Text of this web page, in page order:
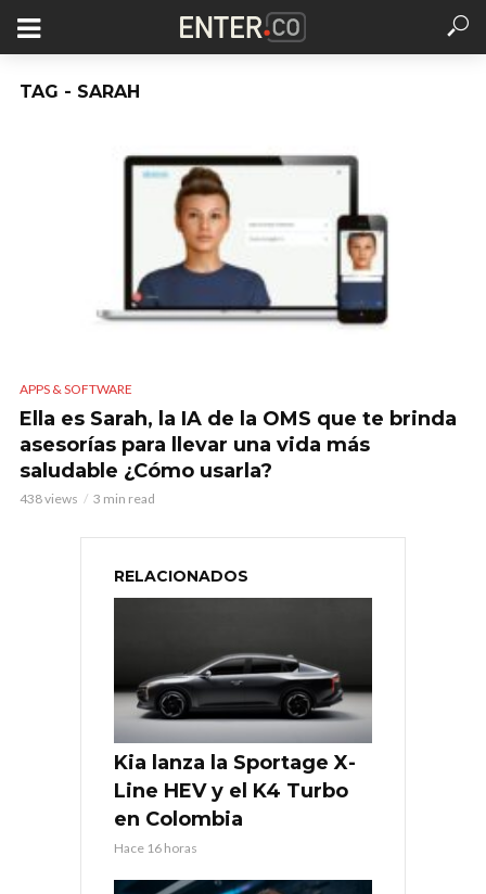
TAG - SARAH
APPS & SOFTWARE
Ella es Sarah, la IA de la OMS que te brinda
asesorías para llevar una vida más
saludable ¿Cómo usarla?
438 views 3 min read
RELACIONADOS
Kia lanza la Sportage X-
Line HEV y el K4 Turbo
en Colombia
Hace 16 horas